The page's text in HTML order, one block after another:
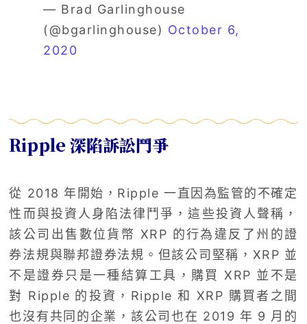
— Brad Garlinghouse
(@bgarlinghouse) October 6,
2020
Ripple 深陷訴訟鬥爭
從 2018 年開始，Ripple 一直因為監管的不確定
性而與投資人身陷法律鬥爭，這些投資人聲稱，
該公司出售數位貨幣 XRP 的行為違反了州的證
券法規與聯邦證券法規。但該公司堅稱，XRP 並
不是證券只是一種結算工具，購買 XRP 並不是
對 Ripple 的投資，Ripple 和 XRP 購買者之間
也沒有共同的企業，該公司也在 2019 年 9 月的